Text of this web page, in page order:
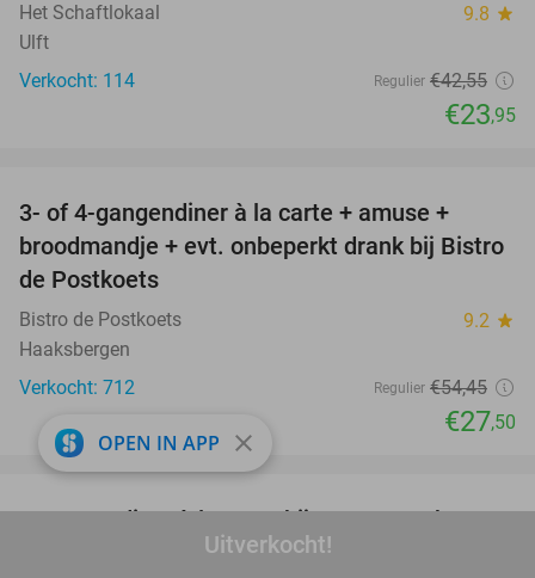
Uitverkocht!
Het Schaftlokaal 9.8 star
Ulft
Verkocht: 114
Regulier €42,55
€23,95
3- of 4-gangendiner à la carte + amuse +
broodmandje + evt. onbeperkt drank bij Bistro
de Postkoets
Bistro de Postkoets 9.2 star
Haaksbergen
Verkocht: 712
Regulier €54,45
€27,50
3-gangendiner à la carte bij Genusswerk
OPEN IN APP close